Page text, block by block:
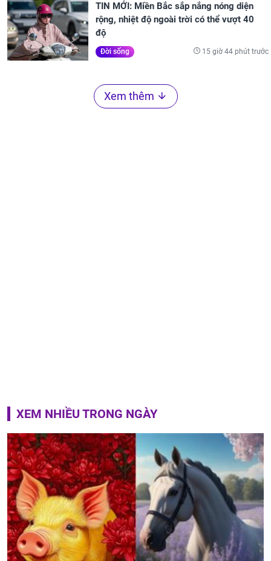
TIN MỚI: Miền Bắc sắp nắng nóng diện
rộng, nhiệt độ ngoài trời có thể vượt 40
độ
Đời sống 15 giờ 44 phút trước
Xem thêm
XEM NHIỀU TRONG NGÀY